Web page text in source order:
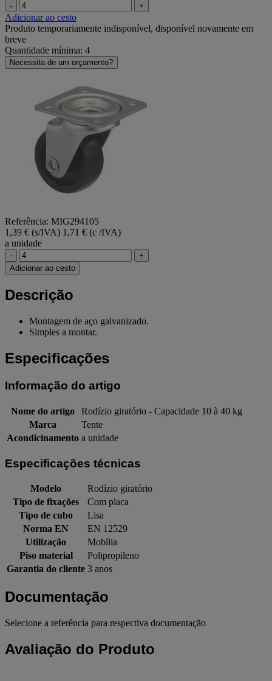
- +
Adicionar ao cesto
Produto temporariamente indisponível, disponível novamente em
breve
Quantidade mínima: 4
Necessita de um orçamento?
Referência: MIG294105
1,39 € (s/IVA) 1,71 € (c /IVA)
a unidade
-
+
Adicionar ao cesto
Descrição
Montagem de aço galvanizado.
Simples a montar.
Especificações
Informação do artigo
Nome do artigo
Rodízio giratório - Capacidade 10 à 40 kg
Marca
Tente
Acondicinamento a unidade
Especificações técnicas
Modelo
Rodízio giratório
Tipo de fixações
Com placa
Tipo de cubo
Lisa
Norma EN
EN 12529
Utilização
Mobília
Piso material
Polipropileno
Garantia do cliente 3 anos
Documentação
Selecione a referência para respectiva documentação
Avaliação do Produto